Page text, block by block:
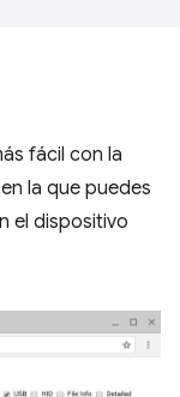
fácil con la
la que puedes
el dispositivo